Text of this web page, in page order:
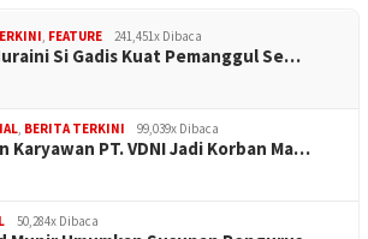
, FEATURE 241,451x Dibaca
Si Gadis Kuat Pemanggul Se…
, BERITA TERKINI 99,039x Dibaca
Karyawan PT. VDNI Jadi Korban Ma…
50,284x Dibaca